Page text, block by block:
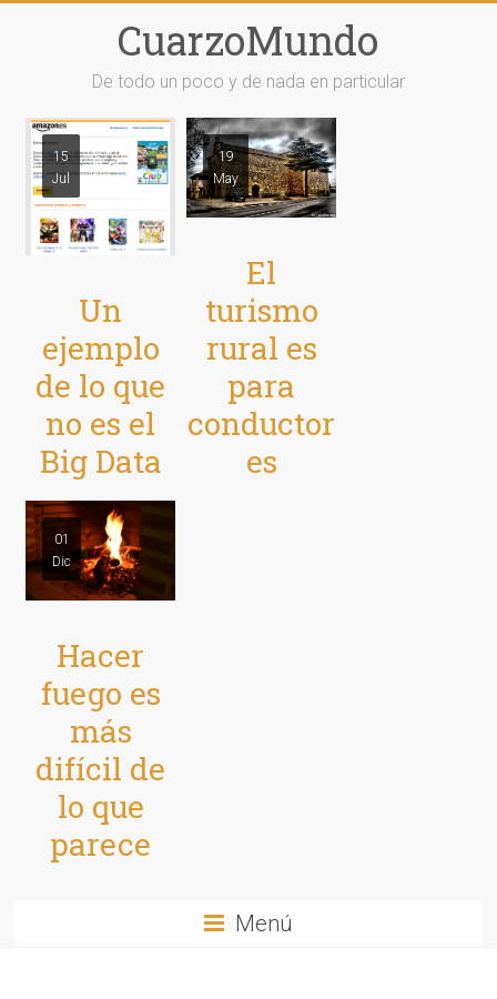
CuarzoMundo
De todo un poco y de nada en particular
15
Jul
Un
ejemplo
de lo que
no es el
Big Data
19
May
El
turismo
rural es
para
conductor
es
01
Dic
Hacer
fuego es
más
difícil de
lo que
parece
Menú